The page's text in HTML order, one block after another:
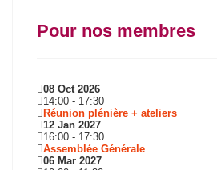
Pour nos membres
08 Oct 2026
14:00 - 17:30
Réunion plénière + ateliers
12 Jan 2027
16:00 - 17:30
Assemblée Générale
06 Mar 2027